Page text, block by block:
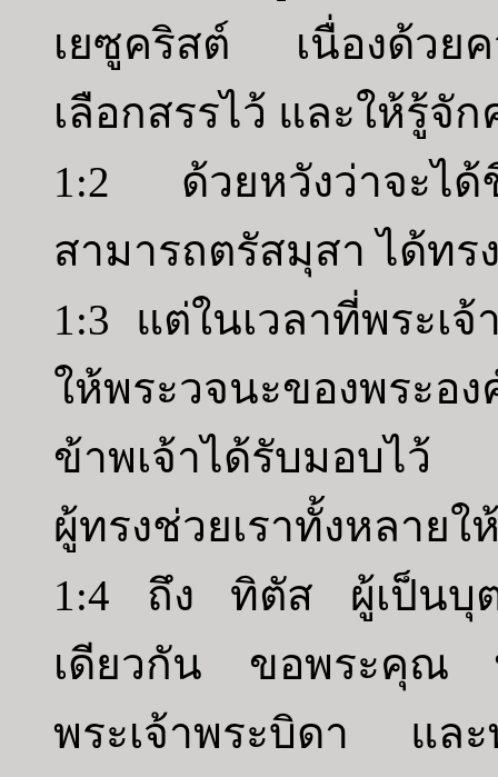
เยซูคริสต์ เนื่องด้วยค
เลือกสรรไว้ และให้รู้จั
1:2 ด้วยหวังว่าจะไ
สามารถตรัสมุสา ได้ท
1:3 แต่ในเวลาที่พระเ
ให้พระวจนะของพระ
ข้าพเจ้าได้รับมอบไ
ผู้ทรงช่วยเราทั้งหลายใ
1:4 ถึง ทิตัส ผู้เป็นบุต
เดียวกัน ขอพระคุณ
พระเจ้าพระบิดา และ